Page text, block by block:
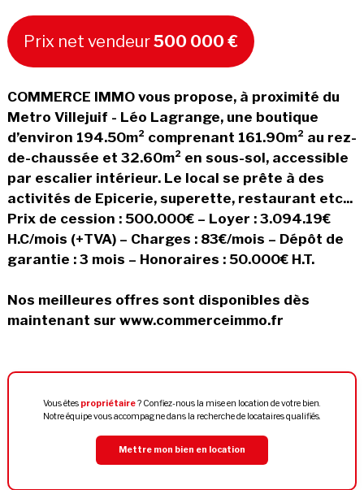
Prix net vendeur500 000 €
COMMERCE IMMO vous propose, à proximité du
Metro Villejuif - Léo Lagrange, une boutique
d’environ 194.50m² comprenant 161.90m² au rez-
de-chaussée et 32.60m² en sous-sol, accessible
par escalier intérieur. Le local se prête à des
activités de Epicerie, superette, restaurant etc...
Prix de cession : 500.000€ – Loyer : 3.094.19€
H.C/mois (+TVA) – Charges : 83€/mois – Dépôt de
garantie : 3 mois – Honoraires : 50.000€ H.T.
Nos meilleures offres sont disponibles dès
maintenant sur www.commerceimmo.fr
Vous êtes propriétaire? Confiez-nous la mise en location de votre bien.
Notre équipe vous accompagne dans la recherche de locataires qualifiés.
Mettre mon bien en location